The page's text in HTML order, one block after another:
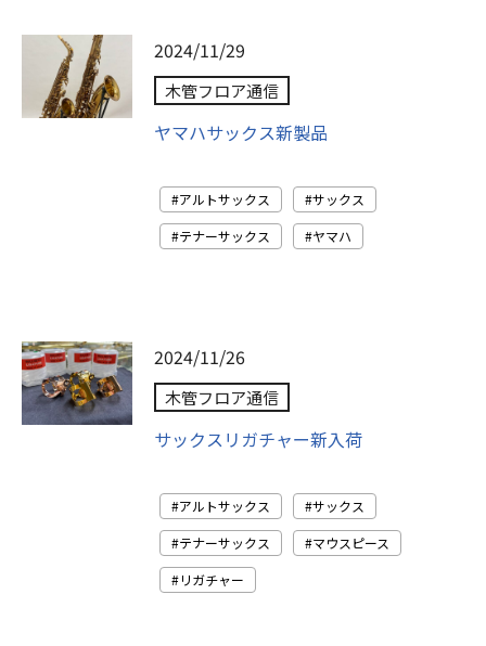
2024/11/29
木管フロア通信
ヤマハサックス新製品
アルトサックス
サックス
テナーサックス
ヤマハ
2024/11/26
木管フロア通信
サックスリガチャー新入荷
アルトサックス
サックス
テナーサックス
マウスピース
リガチャー